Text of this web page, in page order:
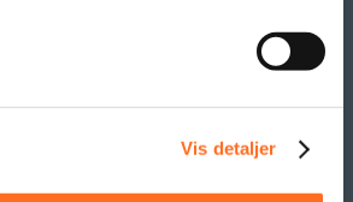
Vis detaljer